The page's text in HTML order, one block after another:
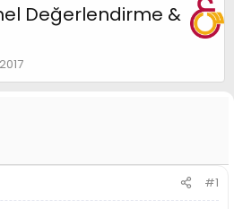
Değerlendirme &
#1